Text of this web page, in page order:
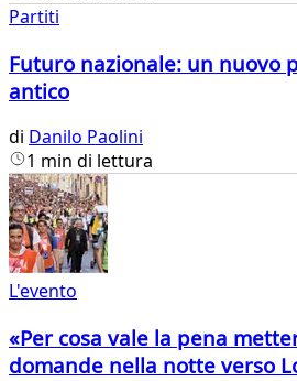
Partiti
Futuro nazionale: un nuovo
antico
di Danilo Paolini
1 min di lettura
L'evento
«Per cosa vale la pena
domande nella notte verso